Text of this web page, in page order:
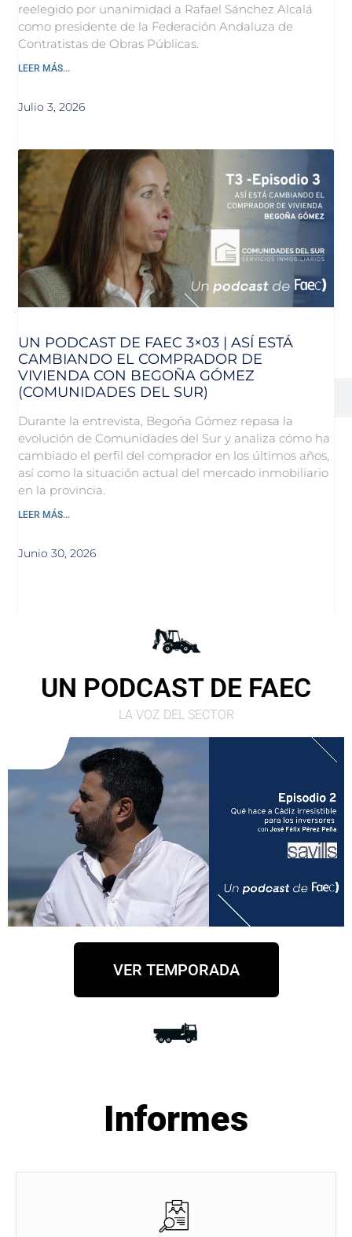
reelegido por unanimidad a Rafael Sánchez Alcalá
como presidente de la Federación Andaluza de
Contratistas de Obras Públicas.
LEER MÁS...
Julio 3, 2026
UN PODCAST DE FAEC 3×03 | ASÍ ESTÁ
CAMBIANDO EL COMPRADOR DE
VIVIENDA CON BEGOÑA GÓMEZ
(COMUNIDADES DEL SUR)
Durante la entrevista, Begoña Gómez repasa la
evolución de Comunidades del Sur y analiza cómo ha
cambiado el perfil del comprador en los últimos años,
así como la situación actual del mercado inmobiliario
en la provincia.
LEER MÁS...
Junio 30, 2026
UN PODCAST DE FAEC
LA VOZ DEL SECTOR
VER TEMPORADA
Informes